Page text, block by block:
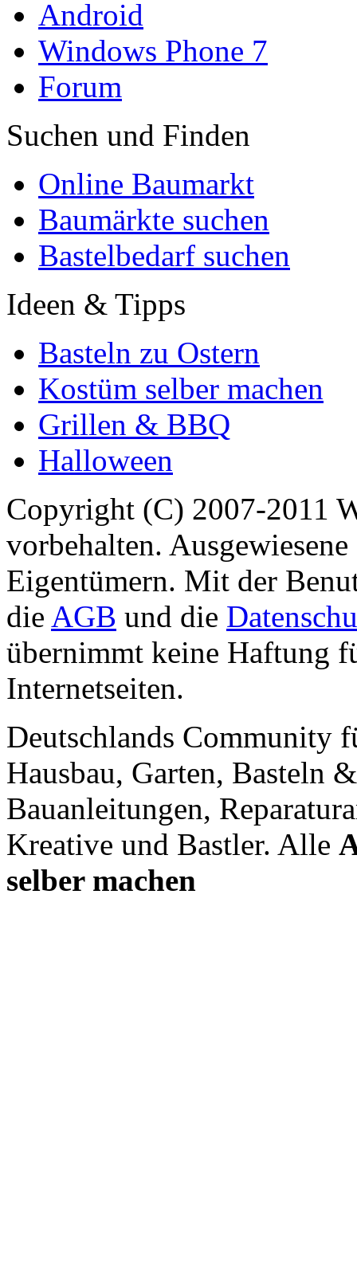
Android
Windows Phone 7
Forum
Suchen und Finden
Online Baumarkt
Baumärkte suchen
Bastelbedarf suchen
Ideen & Tipps
Basteln zu Ostern
Kostüm selber machen
Grillen & BBQ
Halloween
Copyright (C) 2007-2011
vorbehalten.
Eigentümern. Mit der
die AGB und die
übernimmt keine Haftung
Internetseiten.
Deutschlands Community
Hausbau, Garten, Basteln
Bauanleitungen,
Kreative und Bastler. Alle
selber machen